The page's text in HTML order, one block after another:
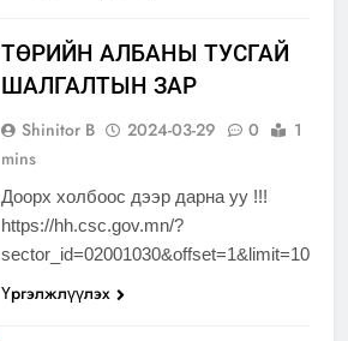
ТӨРИЙН АЛБАНЫ ТУСГАЙ
ШАЛГАЛТЫН ЗАР
Shinitor B 2024-03-29 0
1
mins
Доорх холбоос дээр дарна уу !!!
https://hh.csc.gov.mn/?
sector_id=02001030&offset=1&limit=10
Үргэлжлүүлэх